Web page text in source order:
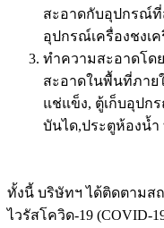
สะอาดกับอุปกรณ์ที่
อุปกรณ์เครื่องชงเ
ทำความสะอาดโด
สะอาดในพื้นที่ภาย
แช่แข็ง, ตู้เก็บอุปก
บันได,ประตูห้องน้
ทั้งนี้ บริษัทฯ ได้ติดตามส
ไวรัสโควิด-19 (COVID-